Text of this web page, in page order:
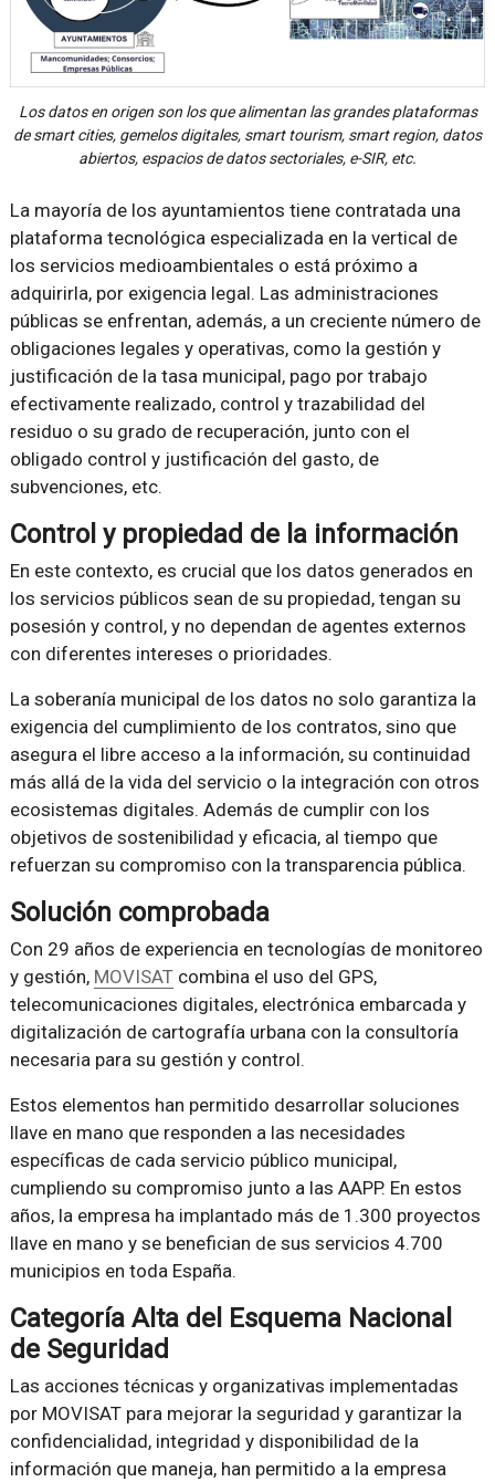
Los datos en origen son los que alimentan las grandes plataformas
de smart cities, gemelos digitales, smart tourism, smart region, datos
abiertos, espacios de datos sectoriales, e-SIR, etc.
La mayoría de los ayuntamientos tiene contratada una
plataforma tecnológica especializada en la vertical de
los servicios medioambientales o está próximo a
adquirirla, por exigencia legal. Las administraciones
públicas se enfrentan, además, a un creciente número de
obligaciones legales y operativas, como la gestión y
justificación de la tasa municipal, pago por trabajo
efectivamente realizado, control y trazabilidad del
residuo o su grado de recuperación, junto con el
obligado control y justificación del gasto, de
subvenciones, etc.
Control y propiedad de la información
En este contexto, es crucial que los datos generados en
los servicios públicos sean de su propiedad, tengan su
posesión y control, y no dependan de agentes externos
con diferentes intereses o prioridades.
La soberanía municipal de los datos no solo garantiza la
exigencia del cumplimiento de los contratos, sino que
asegura el libre acceso a la información, su continuidad
más allá de la vida del servicio o la integración con otros
ecosistemas digitales. Además de cumplir con los
objetivos de sostenibilidad y eficacia, al tiempo que
refuerzan su compromiso con la transparencia pública.
Solución comprobada
Con 29 años de experiencia en tecnologías de monitoreo
y gestión, MOVISATcombina el uso del GPS,
telecomunicaciones digitales, electrónica embarcada y
digitalización de cartografía urbana con la consultoría
necesaria para su gestión y control.
Estos elementos han permitido desarrollar soluciones
llave en mano que responden a las necesidades
específicas de cada servicio público municipal,
cumpliendo su compromiso junto a las AAPP. En estos
años, la empresa ha implantado más de 1.300 proyectos
llave en mano y se benefician de sus servicios 4.700
municipios en toda España.
Categoría Alta del Esquema Nacional
de Seguridad
Las acciones técnicas y organizativas implementadas
por MOVISAT para mejorar la seguridad y garantizar la
confidencialidad, integridad y disponibilidad de la
información que maneja, han permitido a la empresa